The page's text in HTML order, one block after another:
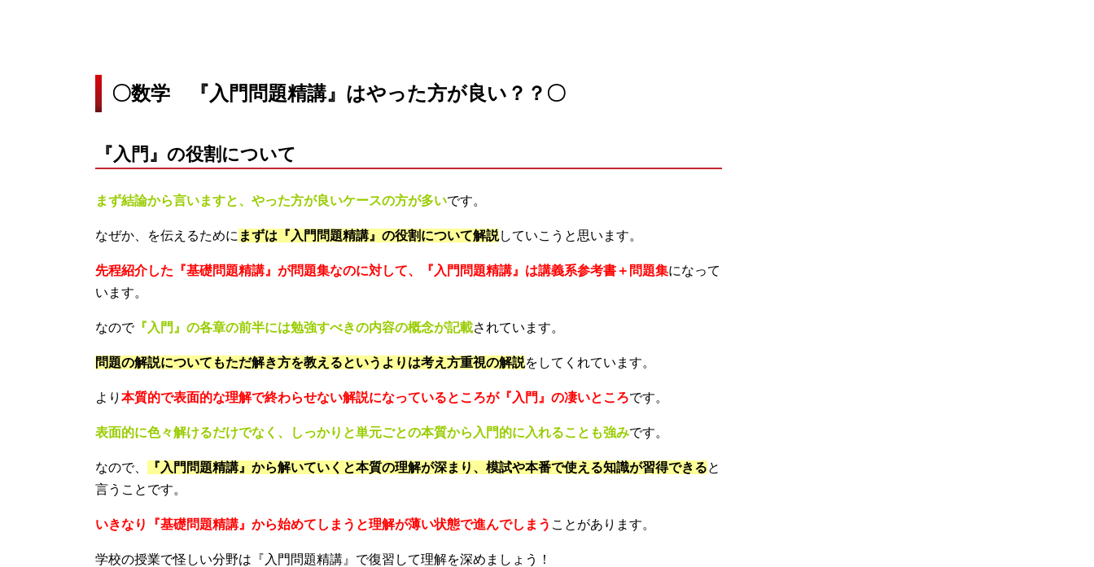
〇数学 『入門問題精講』はやった方が良い？？〇
『入門』の役割について
まず結論から言いますと、やった方が良いケースの方が多いです。
なぜか、を伝えるために まずは『入門問題精講』の役割について解説していこうと思います。
先程紹介した『基礎問題精講』が問題集なのに対して、『入門問題精講』は講義系参考書＋問題集になって
います。
なので『入門』の各章の前半には勉強すべきの内容の概念が記載されています。
問題の解説についてもただ解き方を教えるというよりは考え方重視の解説をしてくれています。
より 本質的で表面的な理解で終わらせない解説になっているところが『入門』の凄いところです。
表面的に色々解けるだけでなく、しっかりと単元ごとの本質から入門的に入れることも強みです。
なので、 『入門問題精講』から解いていくと本質の理解が深まり、模試や本番で使える知識が習得できると
言うことです。
いきなり『基礎問題精講』から始めてしまうと理解が薄い状態で進んでしまう ことがあります。
学校の授業で怪しい分野は『入門問題精講』で復習して理解を深めましょう！